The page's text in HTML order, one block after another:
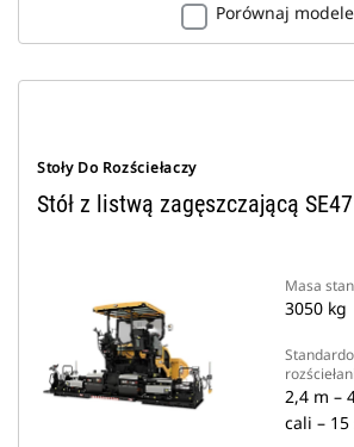
Porównaj modele
Stoły Do Rozściełaczy
Stół z listwą zagęszczającą
Masa
3050 kg
2,4 m –
cali –